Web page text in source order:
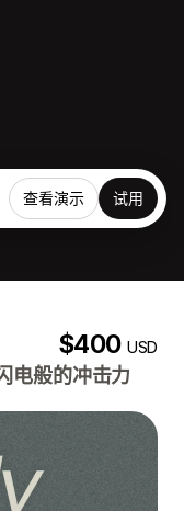
查看演示 试用
$400USD
电般的冲击力